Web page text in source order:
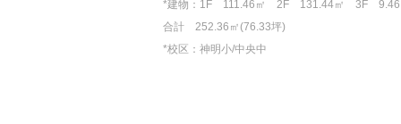
*建物：1F 111.46㎡ 2F 131.44㎡ 3F 9.46
合計 252.36㎡(76.33坪)
*校区：神明小/中央中